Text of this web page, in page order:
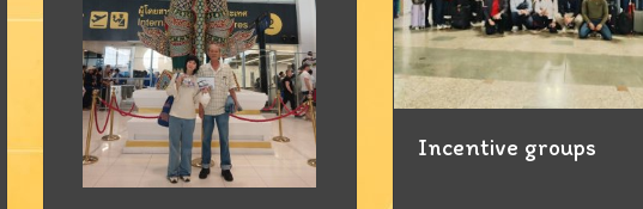
Incentive groups